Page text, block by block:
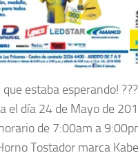
Celebra con EPA su aniversario 2018 con la carrera 10K second edition
estaba esperando!
el día 24 de Mayo de
de 7:00am a
Tostador marca